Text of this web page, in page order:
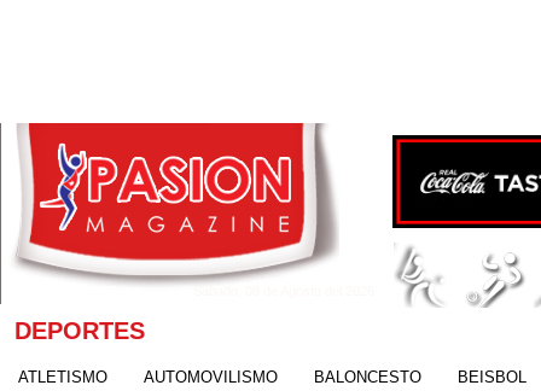
DEPORTES
ATLETISMO AUTOMOVILISMO BALONCESTO BEISBOL